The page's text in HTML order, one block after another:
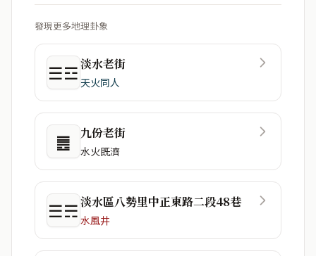
發現更多地理卦象
☰☲淡水老街
天火同人
䷌ 九份老街
水火既濟
☰☴淡水區八勢里中正東路二段48巷
水風井